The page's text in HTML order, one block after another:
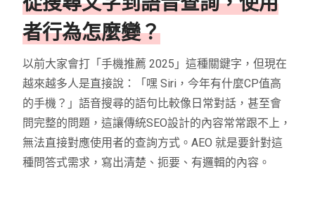
者行為怎麼變？
以前大家會打「手機推薦 2025」這種關鍵字，但現在
越來越多人是直接說：「嘿 Siri，今年有什麼CP值高
的手機？」語音搜尋的語句比較像日常對話，甚至會
問完整的問題，這讓傳統SEO設計的內容常常跟不上，
無法直接對應使用者的查詢方式。AEO 就是要針對這
種問答式需求，寫出清楚、扼要、有邏輯的內容。